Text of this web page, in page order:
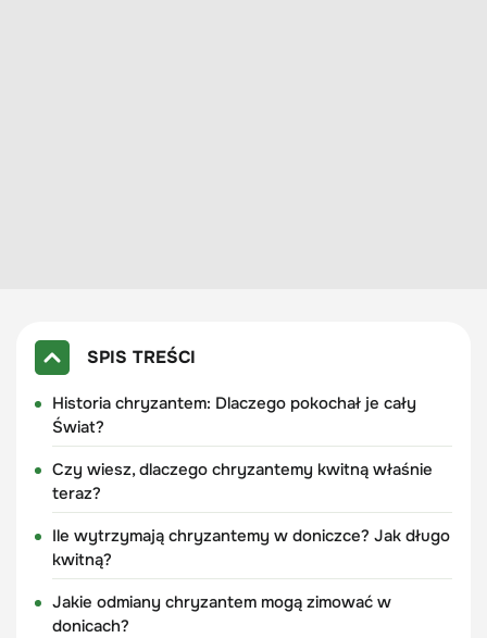
SPIS TREŚCI
Historia chryzantem: Dlaczego pokochał je cały
Świat?
Czy wiesz, dlaczego chryzantemy kwitną właśnie
teraz?
Ile wytrzymają chryzantemy w doniczce? Jak długo
kwitną?
Jakie odmiany chryzantem mogą zimować w
donicach?